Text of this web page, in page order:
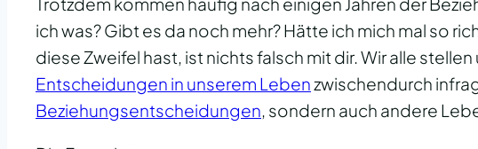
ich was? Gibt es da noch mehr? Hätte ich mich mal so
diese Zweifel hast, ist nichts falsch mit dir. Wir alle
Entscheidungen in unserem Lebenzwischendurch
Beziehungsentscheidungen, sondern auch andere